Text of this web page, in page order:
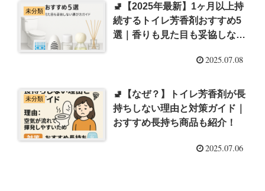
未分類
🚽【2025年最新】1ヶ月以上持
続するトイレ芳香剤おすすめ5
選｜香りも見た目も妥協しない
2025.07.08
未分類
🚽【なぜ？】トイレ芳香剤が長
持ちしない理由と対策ガイド｜
おすすめ長持ち商品も紹介！
2025.07.06